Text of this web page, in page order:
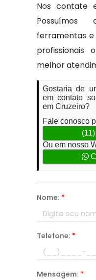
Nos contate
ferramentas
profissionais
melhor
Gostaria de
em contato
em Cruzeiro?
Fale conosco
Ou em nosso
Nome: *
Telefone: *
Mensagem: *